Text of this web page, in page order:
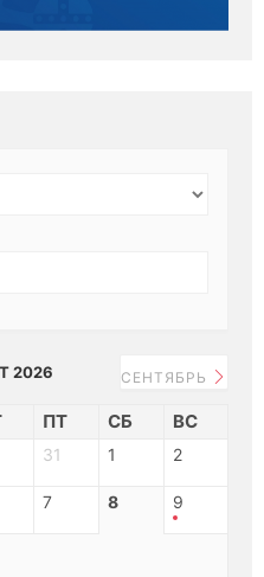
2026 СЕНТЯБРЬ
ПТ СБ ВС
31 1 2
7 8 9